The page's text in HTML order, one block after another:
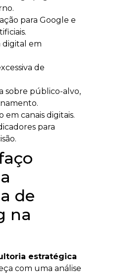
para Google e
digital em
de
sobre público-alvo,
em canais digitais.
para
de
na
estratégica
com uma análise